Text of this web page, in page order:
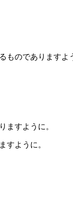
ものでありますよ
ますように。
すように。